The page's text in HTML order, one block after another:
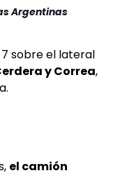
Argentinas
sobre el lateral
y Correa,
el camión